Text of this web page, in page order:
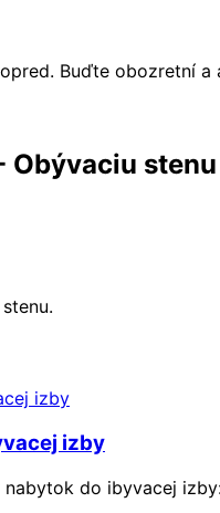
Buďte obozretní
Obývaciu stenu
izby
do ibyvacej